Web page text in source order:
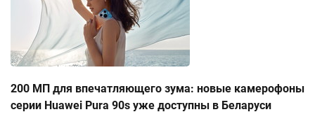
200 МП для впечатляющего зума: новые камерофоны
серии Huawei Pura 90s уже доступны в Беларуси